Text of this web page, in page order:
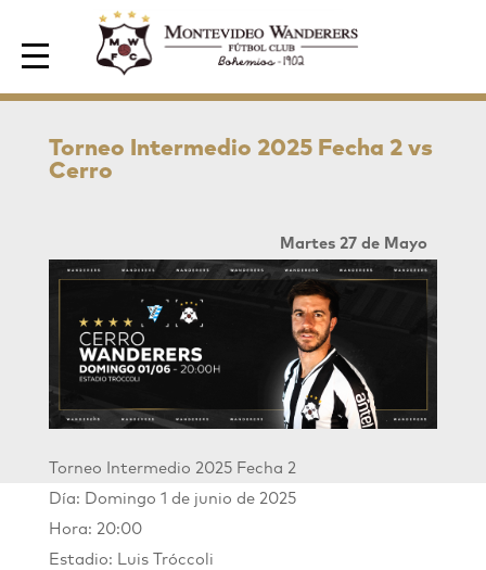
Area de Socios
Torneo Intermedio 2025 Fecha 2 vs
Cerro
Martes 27 de Mayo
Torneo Intermedio 2025 Fecha 2
Día: Domingo 1 de junio de 2025
Hora: 20:00
Estadio: Luis Tróccoli